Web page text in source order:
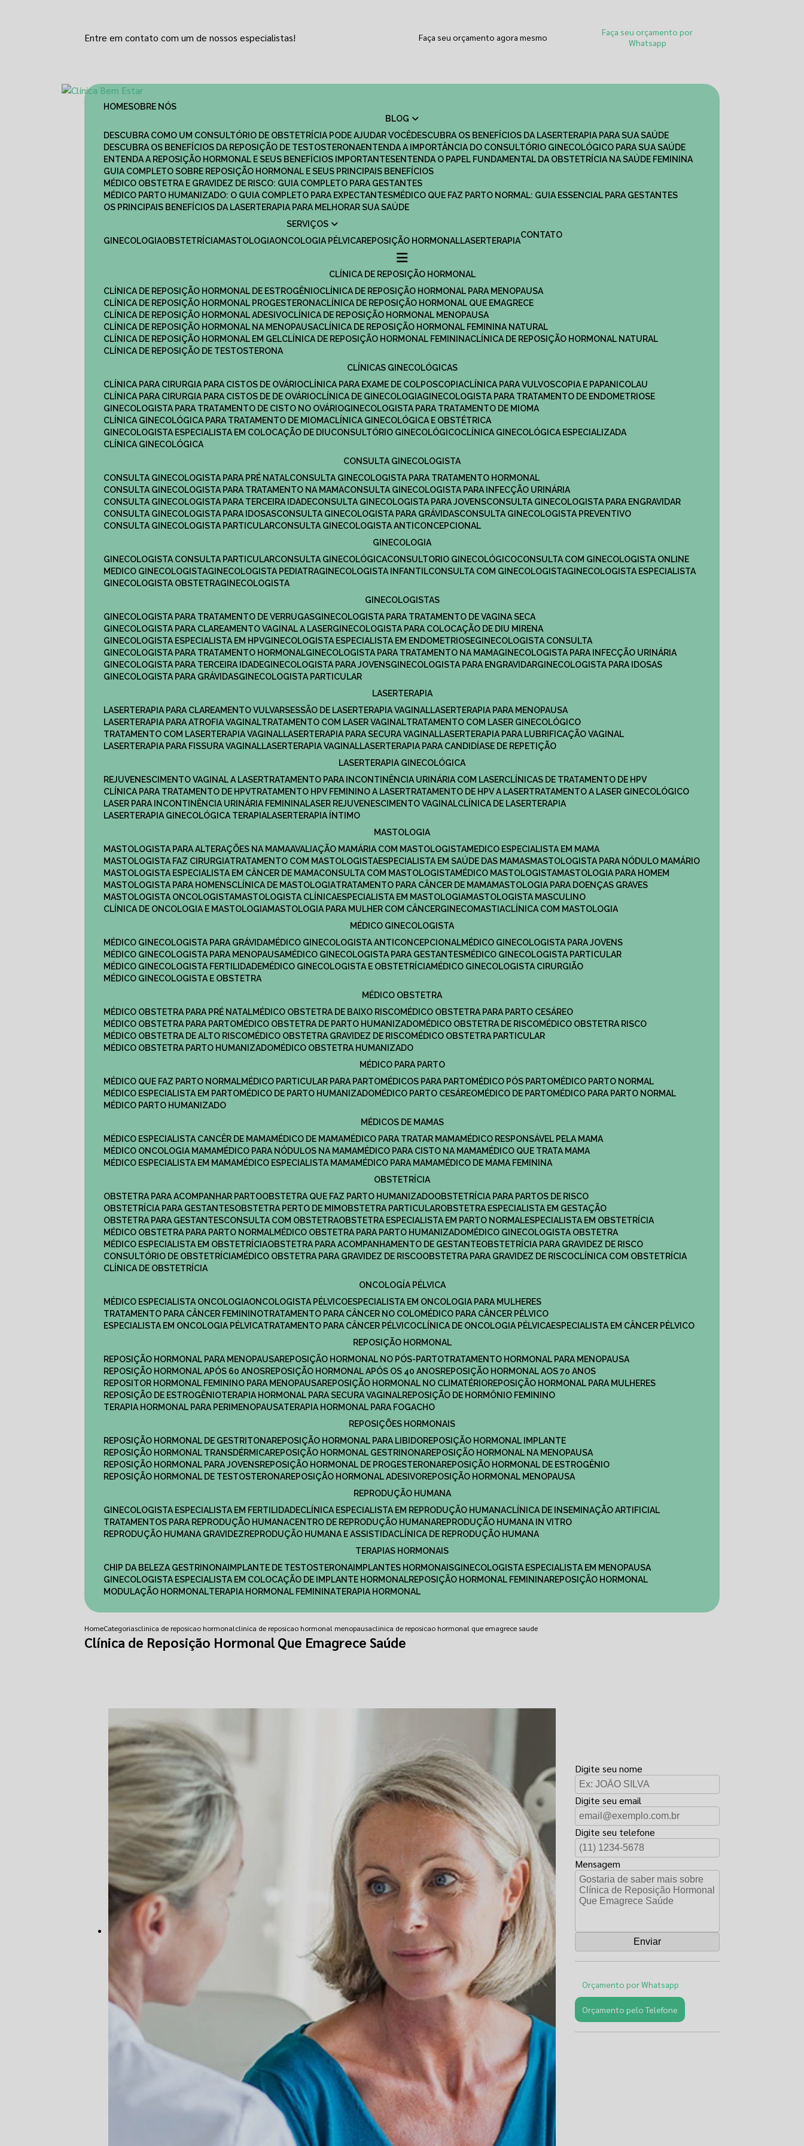
Entre em contato com um de nossos especialistas! Faça seu orçamento agora mesmo
Faça seu orçamento por
Whatsapp
HOME
SOBRE NÓS
BLOG
DESCUBRA COMO UM CONSULTÓRIO DE OBSTETRÍCIA PODE AJUDAR VOCÊ
DESCUBRA OS BENEFÍCIOS DA LASERTERAPIA PARA SUA SAÚDE
DESCUBRA OS BENEFÍCIOS DA REPOSIÇÃO DE TESTOSTERONA
ENTENDA A IMPORTÂNCIA DO CONSULTÓRIO GINECOLÓGICO PARA SUA SAÚDE
ENTENDA A REPOSIÇÃO HORMONAL E SEUS BENEFÍCIOS IMPORTANTES
ENTENDA O PAPEL FUNDAMENTAL DA OBSTETRÍCIA NA SAÚDE FEMININA
GUIA COMPLETO SOBRE REPOSIÇÃO HORMONAL E SEUS PRINCIPAIS BENEFÍCIOS
MÉDICO OBSTETRA E GRAVIDEZ DE RISCO: GUIA COMPLETO PARA GESTANTES
MÉDICO PARTO HUMANIZADO: O GUIA COMPLETO PARA EXPECTANTES
MÉDICO QUE FAZ PARTO NORMAL: GUIA ESSENCIAL PARA GESTANTES
OS PRINCIPAIS BENEFÍCIOS DA LASERTERAPIA PARA MELHORAR SUA SAÚDE
SERVIÇOS
GINECOLOGIA
OBSTETRÍCIA MASTOLOGIA ONCOLOGIA PÉLVICA REPOSIÇÃO HORMONAL LASERTERAPIA
CONTATO
CLÍNICA DE REPOSIÇÃO HORMONAL
CLÍNICA DE REPOSIÇÃO HORMONAL DE ESTROGÊNIO
CLÍNICA DE REPOSIÇÃO HORMONAL PARA MENOPAUSA
CLÍNICA DE REPOSIÇÃO HORMONAL PROGESTERONA
CLÍNICA DE REPOSIÇÃO HORMONAL QUE EMAGRECE
CLÍNICA DE REPOSIÇÃO HORMONAL ADESIVO
CLÍNICA DE REPOSIÇÃO HORMONAL MENOPAUSA
CLÍNICA DE REPOSIÇÃO HORMONAL NA MENOPAUSA
CLÍNICA DE REPOSIÇÃO HORMONAL FEMININA NATURAL
CLÍNICA DE REPOSIÇÃO HORMONAL EM GEL
CLÍNICA DE REPOSIÇÃO HORMONAL FEMININA
CLÍNICA DE REPOSIÇÃO HORMONAL NATURAL
CLÍNICA DE REPOSIÇÃO DE TESTOSTERONA
CLÍNICAS GINECOLÓGICAS
CLÍNICA PARA CIRURGIA PARA CISTOS DE OVÁRIO
CLÍNICA PARA EXAME DE COLPOSCOPIA
CLÍNICA PARA VULVOSCOPIA E PAPANICOLAU
CLÍNICA PARA CIRURGIA PARA CISTOS DE DE OVÁRIO
CLÍNICA DE GINECOLOGIA
GINECOLOGISTA PARA TRATAMENTO DE ENDOMETRIOSE
GINECOLOGISTA PARA TRATAMENTO DE CISTO NO OVÁRIO
GINECOLOGISTA PARA TRATAMENTO DE MIOMA
CLÍNICA GINECOLÓGICA PARA TRATAMENTO DE MIOMA
CLÍNICA GINECOLÓGICA E OBSTÉTRICA
GINECOLOGISTA ESPECIALISTA EM COLOCAÇÃO DE DIU
CONSULTÓRIO GINECOLÓGICO
CLÍNICA GINECOLÓGICA ESPECIALIZADA
CLÍNICA GINECOLÓGICA
CONSULTA GINECOLOGISTA
CONSULTA GINECOLOGISTA PARA PRÉ NATAL
CONSULTA GINECOLOGISTA PARA TRATAMENTO HORMONAL
CONSULTA GINECOLOGISTA PARA TRATAMENTO NA MAMA
CONSULTA GINECOLOGISTA PARA INFECÇÃO URINÁRIA
CONSULTA GINECOLOGISTA PARA TERCEIRA IDADE
CONSULTA GINECOLOGISTA PARA JOVENS
CONSULTA GINECOLOGISTA PARA ENGRAVIDAR
CONSULTA GINECOLOGISTA PARA IDOSAS
CONSULTA GINECOLOGISTA PARA GRÁVIDAS
CONSULTA GINECOLOGISTA PREVENTIVO
CONSULTA GINECOLOGISTA PARTICULAR
CONSULTA GINECOLOGISTA ANTICONCEPCIONAL
GINECOLOGIA
GINECOLOGISTA CONSULTA PARTICULAR​
CONSULTA GINECOLÓGICA​ CONSULTORIO GINECOLÓGICO​
CONSULTA COM GINECOLOGISTA ONLINE​
MEDICO GINECOLOGISTA​
GINECOLOGISTA PEDIATRA​ GINECOLOGISTA INFANTIL​ CONSULTA COM GINECOLOGISTA​
GINECOLOGISTA ESPECIALISTA
GINECOLOGISTA OBSTETRA​
GINECOLOGISTA
GINECOLOGISTAS
GINECOLOGISTA PARA TRATAMENTO DE VERRUGAS
GINECOLOGISTA PARA TRATAMENTO DE VAGINA SECA
GINECOLOGISTA PARA CLAREAMENTO VAGINAL A LASER
GINECOLOGISTA PARA COLOCAÇÃO DE DIU MIRENA
GINECOLOGISTA ESPECIALISTA EM HPV
GINECOLOGISTA ESPECIALISTA EM ENDOMETRIOSE
GINECOLOGISTA CONSULTA
GINECOLOGISTA PARA TRATAMENTO HORMONAL
GINECOLOGISTA PARA TRATAMENTO NA MAMA
GINECOLOGISTA PARA INFECÇÃO URINÁRIA
GINECOLOGISTA PARA TERCEIRA IDADE
GINECOLOGISTA PARA JOVENS GINECOLOGISTA PARA ENGRAVIDAR
GINECOLOGISTA PARA IDOSAS
GINECOLOGISTA PARA GRÁVIDAS
GINECOLOGISTA PARTICULAR
LASERTERAPIA
LASERTERAPIA PARA CLAREAMENTO VULVAR
SESSÃO DE LASERTERAPIA​ VAGINAL LASERTERAPIA PARA MENOPAUSA
LASERTERAPIA PARA ATROFIA VAGINAL
TRATAMENTO COM LASER VAGINAL
TRATAMENTO COM LASER GINECOLÓGICO
TRATAMENTO COM LASERTERAPIA​ VAGINAL LASERTERAPIA PARA SECURA VAGINAL​ LASERTERAPIA PARA LUBRIFICAÇÃO VAGINAL​
LASERTERAPIA PARA FISSURA VAGINAL​ LASERTERAPIA VAGINAL​ LASERTERAPIA PARA CANDIDÍASE DE REPETIÇÃO
LASERTERAPIA GINECOLÓGICA
REJUVENESCIMENTO VAGINAL A LASER
TRATAMENTO PARA INCONTINÊNCIA URINÁRIA COM LASER
CLÍNICAS DE TRATAMENTO DE HPV
CLÍNICA PARA TRATAMENTO DE HPV
TRATAMENTO HPV FEMININO A LASER TRATAMENTO DE HPV A LASER
TRATAMENTO A LASER GINECOLÓGICO
LASER PARA INCONTINÊNCIA URINÁRIA FEMININA LASER REJUVENESCIMENTO VAGINAL
CLÍNICA DE LASERTERAPIA
LASERTERAPIA GINECOLÓGICA TERAPIA LASERTERAPIA ÍNTIMO
MASTOLOGIA
MASTOLOGISTA PARA ALTERAÇÕES NA MAMA AVALIAÇÃO MAMÁRIA COM MASTOLOGISTA
MEDICO ESPECIALISTA EM MAMA​
MASTOLOGISTA FAZ CIRURGIA
TRATAMENTO COM MASTOLOGISTA ESPECIALISTA EM SAÚDE DAS MAMAS
MASTOLOGISTA PARA NÓDULO MAMÁRIO
MASTOLOGISTA ESPECIALISTA EM CÂNCER DE MAMA
CONSULTA COM MASTOLOGISTA MÉDICO MASTOLOGISTA
MASTOLOGIA PARA HOMEM
MASTOLOGISTA PARA HOMENS
CLÍNICA DE MASTOLOGIA TRATAMENTO PARA CÂNCER DE MAMA
MASTOLOGIA PARA DOENÇAS GRAVES
MASTOLOGISTA ONCOLOGISTA
MASTOLOGISTA CLÍNICA ESPECIALISTA EM MASTOLOGIA
MASTOLOGISTA MASCULINO
CLÍNICA DE ONCOLOGIA E MASTOLOGIA
MASTOLOGIA PARA MULHER COM CÂNCER GINECOMASTIA
CLÍNICA COM MASTOLOGIA
MÉDICO GINECOLOGISTA
MÉDICO GINECOLOGISTA PARA GRÁVIDA
MÉDICO GINECOLOGISTA ANTICONCEPCIONAL
MÉDICO GINECOLOGISTA PARA JOVENS
MÉDICO GINECOLOGISTA PARA MENOPAUSA
MÉDICO GINECOLOGISTA PARA GESTANTES
MÉDICO GINECOLOGISTA PARTICULAR
MÉDICO GINECOLOGISTA FERTILIDADE
MÉDICO GINECOLOGISTA E OBSTETRÍCIA
MÉDICO GINECOLOGISTA CIRURGIÃO
MÉDICO GINECOLOGISTA E OBSTETRA
MÉDICO OBSTETRA
MÉDICO OBSTETRA PARA PRÉ NATAL
MÉDICO OBSTETRA DE BAIXO RISCO
MÉDICO OBSTETRA PARA PARTO CESÁREO
MÉDICO OBSTETRA PARA PARTO
MÉDICO OBSTETRA DE PARTO HUMANIZADO MÉDICO OBSTETRA DE RISCO
MÉDICO OBSTETRA RISCO
MÉDICO OBSTETRA DE ALTO RISCO
MÉDICO OBSTETRA GRAVIDEZ DE RISCO
MÉDICO OBSTETRA PARTICULAR
MÉDICO OBSTETRA PARTO HUMANIZADO
MÉDICO OBSTETRA HUMANIZADO
MÉDICO PARA PARTO
MÉDICO QUE FAZ PARTO NORMAL
MÉDICO PARTICULAR PARA PARTO MÉDICOS PARA PARTO MÉDICO PÓS PARTO
MÉDICO PARTO NORMAL
MÉDICO ESPECIALISTA EM PARTO
MÉDICO DE PARTO HUMANIZADO MÉDICO PARTO CESÁREO MÉDICO DE PARTO
MÉDICO PARA PARTO NORMAL
MÉDICO PARTO HUMANIZADO
MÉDICOS DE MAMAS
MÉDICO ESPECIALISTA CANCÊR DE MAMA
MÉDICO DE MAMA MÉDICO PARA TRATAR MAMA
MÉDICO RESPONSÁVEL PELA MAMA
MÉDICO ONCOLOGIA MAMA
MÉDICO PARA NÓDULOS NA MAMA MÉDICO PARA CISTO NA MAMA
MÉDICO QUE TRATA MAMA
MÉDICO ESPECIALISTA EM MAMA
MÉDICO ESPECIALISTA MAMA MÉDICO PARA MAMA
MÉDICO DE MAMA FEMININA
OBSTETRÍCIA
OBSTETRA PARA ACOMPANHAR PARTO
OBSTETRA QUE FAZ PARTO HUMANIZADO
OBSTETRÍCIA PARA PARTOS DE RISCO
OBSTETRÍCIA PARA GESTANTES
OBSTETRA PERTO DE MIM OBSTETRA PARTICULAR
OBSTETRA ESPECIALISTA EM GESTAÇÃO
OBSTETRA PARA GESTANTES
CONSULTA COM OBSTETRA OBSTETRA ESPECIALISTA EM PARTO NORMAL ESPECIALISTA EM OBSTETRÍCIA
MÉDICO OBSTETRA PARA PARTO NORMAL
MÉDICO OBSTETRA PARA PARTO HUMANIZADO
MÉDICO GINECOLOGISTA OBSTETRA
MÉDICO ESPECIALISTA EM OBSTETRÍCIA
OBSTETRA PARA ACOMPANHAMENTO DE GESTANTE
OBSTETRÍCIA PARA GRAVIDEZ DE RISCO
CONSULTÓRIO DE OBSTETRÍCIA
MÉDICO OBSTETRA PARA GRAVIDEZ DE RISCO OBSTETRA PARA GRAVIDEZ DE RISCO
CLÍNICA COM OBSTETRÍCIA
CLÍNICA DE OBSTETRÍCIA
ONCOLOGÍA PÉLVICA
MÉDICO ESPECIALISTA ONCOLOGIA
ONCOLOGISTA PÉLVICO ESPECIALISTA EM ONCOLOGIA PARA MULHERES
TRATAMENTO PARA CÂNCER FEMININO
TRATAMENTO PARA CÂNCER NO COLO
MÉDICO PARA CÂNCER PÉLVICO
ESPECIALISTA EM ONCOLOGIA PÉLVICA
TRATAMENTO PARA CÂNCER PÉLVICO CLÍNICA DE ONCOLOGIA PÉLVICA ESPECIALISTA EM CÂNCER PÉLVICO
REPOSIÇÃO HORMONAL
REPOSIÇÃO HORMONAL PARA MENOPAUSA
REPOSIÇÃO HORMONAL NO PÓS-PARTO
TRATAMENTO HORMONAL PARA MENOPAUSA
REPOSIÇÃO HORMONAL APÓS 60 ANOS
REPOSIÇÃO HORMONAL APÓS OS 40 ANOS
REPOSIÇÃO HORMONAL AOS 70 ANOS
REPOSITOR HORMONAL FEMININO PARA MENOPAUSA
REPOSIÇÃO HORMONAL NO CLIMATÉRIO
REPOSIÇÃO HORMONAL PARA MULHERES
REPOSIÇÃO DE ESTROGÊNIO
TERAPIA HORMONAL PARA SECURA VAGINAL
REPOSIÇÃO DE HORMÔNIO FEMININO
TERAPIA HORMONAL PARA PERIMENOPAUSA
TERAPIA HORMONAL PARA FOGACHO
REPOSIÇÕES HORMONAIS
REPOSIÇÃO HORMONAL DE GESTRITONA
REPOSIÇÃO HORMONAL PARA LIBIDO
REPOSIÇÃO HORMONAL IMPLANTE
REPOSIÇÃO HORMONAL TRANSDÉRMICA
REPOSIÇÃO HORMONAL GESTRINONA
REPOSIÇÃO HORMONAL NA MENOPAUSA
REPOSIÇÃO HORMONAL PARA JOVENS
REPOSIÇÃO HORMONAL DE PROGESTERONA
REPOSIÇÃO HORMONAL DE ESTROGÊNIO
REPOSIÇÃO HORMONAL DE TESTOSTERONA
REPOSIÇÃO HORMONAL ADESIVO
REPOSIÇÃO HORMONAL MENOPAUSA
REPRODUÇÃO HUMANA
GINECOLOGISTA ESPECIALISTA EM FERTILIDADE
CLÍNICA ESPECIALISTA EM REPRODUÇÃO HUMANA
CLÍNICA DE INSEMINAÇÃO ARTIFICIAL
TRATAMENTOS PARA REPRODUÇÃO HUMANA
CENTRO DE REPRODUÇÃO HUMANA
REPRODUÇÃO HUMANA IN VITRO
REPRODUÇÃO HUMANA GRAVIDEZ
REPRODUÇÃO HUMANA E ASSISTIDA
CLÍNICA DE REPRODUÇÃO HUMANA
TERAPIAS HORMONAIS
CHIP DA BELEZA GESTRINONA IMPLANTE DE TESTOSTERONA IMPLANTES HORMONAIS
GINECOLOGISTA ESPECIALISTA EM MENOPAUSA
GINECOLOGISTA ESPECIALISTA EM COLOCAÇÃO DE IMPLANTE HORMONAL
REPOSIÇÃO HORMONAL FEMININA
REPOSIÇÃO HORMONAL
MODULAÇÃO HORMONAL
TERAPIA HORMONAL FEMININA TERAPIA HORMONAL
HomeCategoriasclinica de reposicao hormonalclinica de reposicao hormonal menopausaclinica de reposicao hormonal que emagrece saude
Clínica de Reposição Hormonal Que Emagrece Saúde
Digite seu nome
Digite seu email
Digite seu telefone
Mensagem
Orçamento por Whatsapp
Orçamento pelo Telefone